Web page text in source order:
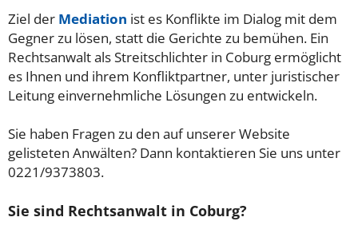
Ziel der Mediation ist es Konflikte im Dialog mit dem
Gegner zu lösen, statt die Gerichte zu bemühen. Ein
Rechtsanwalt als Streitschlichter in Coburg ermöglicht
es Ihnen und ihrem Konfliktpartner, unter juristischer
Leitung einvernehmliche Lösungen zu entwickeln.
Sie haben Fragen zu den auf unserer Website
gelisteten Anwälten? Dann kontaktieren Sie uns unter
0221/9373803.
Sie sind Rechtsanwalt in Coburg?